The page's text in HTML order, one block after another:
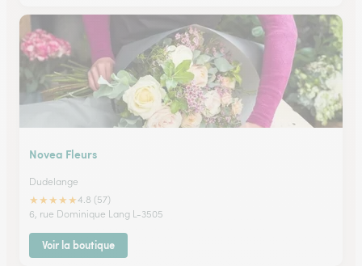
Novea Fleurs
Dudelange
★★★★★4.8 (57)
6, rue Dominique Lang L-3505
Voir la boutique